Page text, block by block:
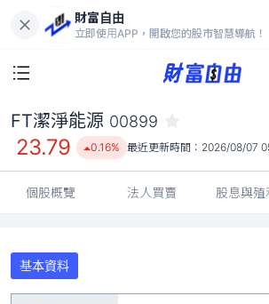
財富自由
立即使用APP，開啟您的股市智慧導航！
23.79
0.16%
FT潔淨能源 00899
23.79 0.16% 最近更新時間： 2026/08/07
個股概覽 法人買賣 股息與殖
基本資料